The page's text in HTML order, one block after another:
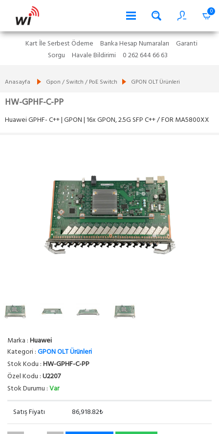
0
Kart İle Serbest Ödeme Banka Hesap Numaraları
Garanti
Sorgu
Havale Bildirimi 0 262 644 66 63
Anasayfa Gpon / Switch / PoE Switch GPON OLT Ürünleri
HW-GPHF-C-PP
Huawei GPHF- C++ | GPON | 16x GPON, 2.5G SFP C++ / FOR MA5800XX
Marka :Huawei
Kategori :GPON OLT Ürünleri
Stok Kodu :HW-GPHF-C-PP
Özel Kodu :U2207
Stok Durumu :Var
Satış Fiyatı 86,918.82₺